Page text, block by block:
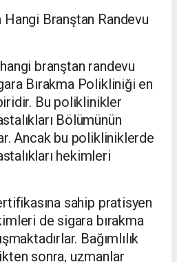
Hangi Branştan Randevu
branştan randevu
Bırakma Polikliniği en
Bu poliklinikler
Bölümünün
Ancak bu polikliniklerde
hekimleri
sahip pratisyen
de sigara bırakma
Bağımlılık
sonra, uzmanlar